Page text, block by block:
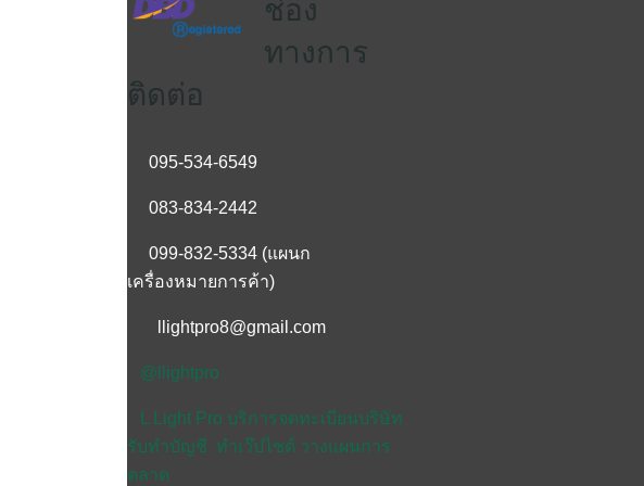
ช่อง
ทางการ
ติดต่อ
095-534-6549
083-834-2442
099-832-5334 (แผนก
เครื่องหมายการค้า)
llightpro8@gmail.com
@llightpro
L Light Pro บริการจดทะเบียนบริษัท
รับทำบัญชี ทำเว๊ปไซด์ วางแผนการ
ตลาด